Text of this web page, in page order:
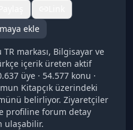
ekle
markası, Bilgisayar ve
içerik üreten aktif
üye · 54.577 konu ·
Kitapçık üzerindeki
belirliyor. Ziyaretçiler
profiline forum detay
ulaşabilir.